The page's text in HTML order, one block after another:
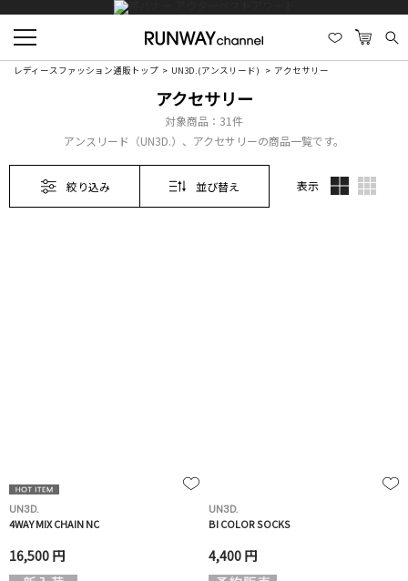
レディースファッション通販トップ UN3D.(アンスリード) アクセサリー
アクセサリー
対象商品： 31件
アンスリード（UN3D.）、アクセサリーの商品一覧です。
絞り込み 並び替え 表示
UN3D.
4WAY MIX CHAIN NC
16,500 円
UN3D.
BI COLOR SOCKS
4,400 円